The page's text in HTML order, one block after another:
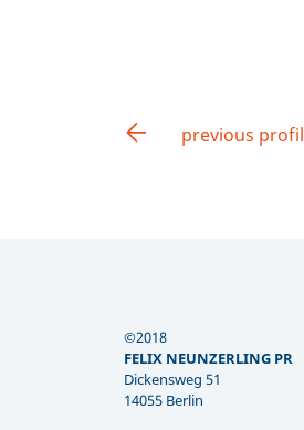
previous profil
©2018
FELIX NEUNZERLING PR
Dickensweg 51
14055 Berlin